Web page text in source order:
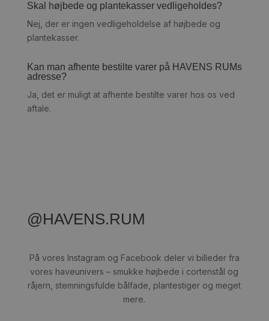
Skal højbede og plantekasser vedligeholdes?
Nej, der er ingen vedligeholdelse af højbede og
plantekasser.
Kan man afhente bestilte varer på HAVENS RUMs
adresse?
Ja, det er muligt at afhente bestilte varer hos os ved
aftale.
@HAVENS.RUM
På vores Instagram og Facebook deler vi billeder fra
vores haveunivers – smukke højbede i cortenstål og
råjern, stemningsfulde bålfade, plantestiger og meget
mere.